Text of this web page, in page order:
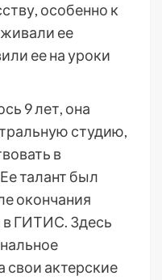
особенно к
ее
ее на уроки
9 лет, она
студию,
в
талант был
окончания
ГИТИС. Здесь
свои актерские